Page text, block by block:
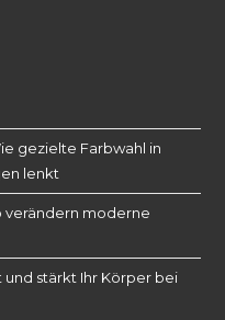
gezielte Farbwahl in
lenkt
verändern moderne
und stärkt Ihr Körper bei